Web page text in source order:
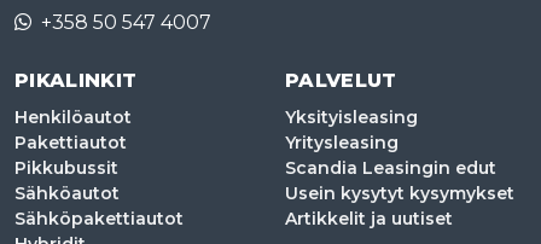
+358 50 547 4007
PIKALINKIT
Henkilöautot
Pakettiautot
Pikkubussit
Sähköautot
Sähköpakettiautot
PALVELUT
Yksityisleasing
Yritysleasing
Scandia Leasingin edut
Usein kysytyt kysymykset
Artikkelit ja uutiset